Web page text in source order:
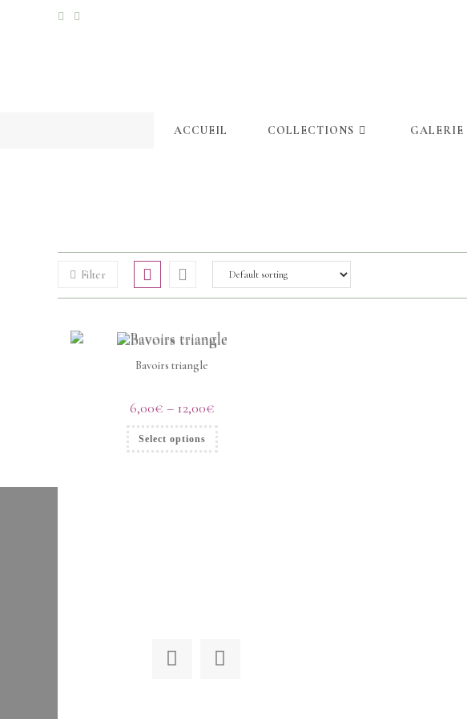
ACCUEIL COLLECTIONS GALERIE
Filter
Bavoirs triangle
6,00€ – 12,00€
Select options